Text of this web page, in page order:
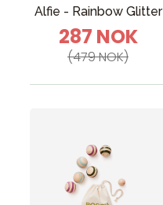
Alfie - Rainbow Glitter
287 NOK
(479 NOK)